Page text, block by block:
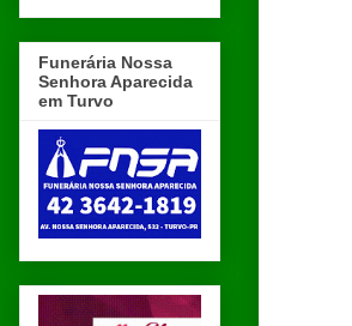
Funerária Nossa
Senhora Aparecida
em Turvo